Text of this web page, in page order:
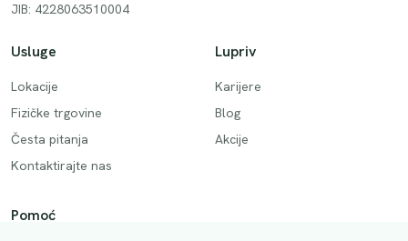
JIB: 4228063510004
Usluge
Lokacije
Fizičke trgovine
Česta pitanja
Kontaktirajte nas
Lupriv
Karijere
Blog
Akcije
Pomoć